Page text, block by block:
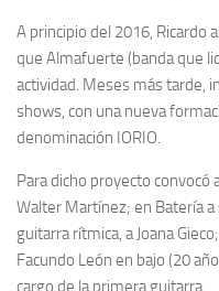
A principio del 2016, Ricardo
que Almafuerte (banda que
actividad. Meses más tarde,
shows, con una nueva
denominación IORIO.
Para dicho proyecto convocó
Walter Martínez; en Batería
guitarra rítmica, a Joana
Facundo León en bajo (20
cargo de la primera guitarra.